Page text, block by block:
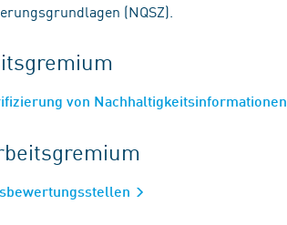
(NQSZ).
von Nachhaltigkeitsinformationen